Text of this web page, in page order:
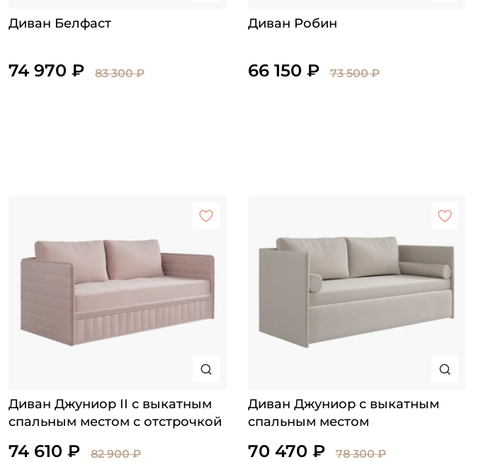
Диван Белфаст
74 970 ₽ 83 300 ₽
Диван Робин
66 150 ₽ 73 500 ₽
Диван Джуниор II с выкатным
спальным местом с отстрочкой
74 610 ₽ 82 900 ₽
Диван Джуниор с выкатным
спальным местом
70 470 ₽ 78 300 ₽